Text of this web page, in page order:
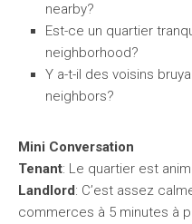
nearby?
Est-ce un quartier
neighborhood?
Y a-t-il des voisins
neighbors?
Mini Conversation
Tenant: Le quartier est
Landlord: C’est assez
commerces à 5 minutes à